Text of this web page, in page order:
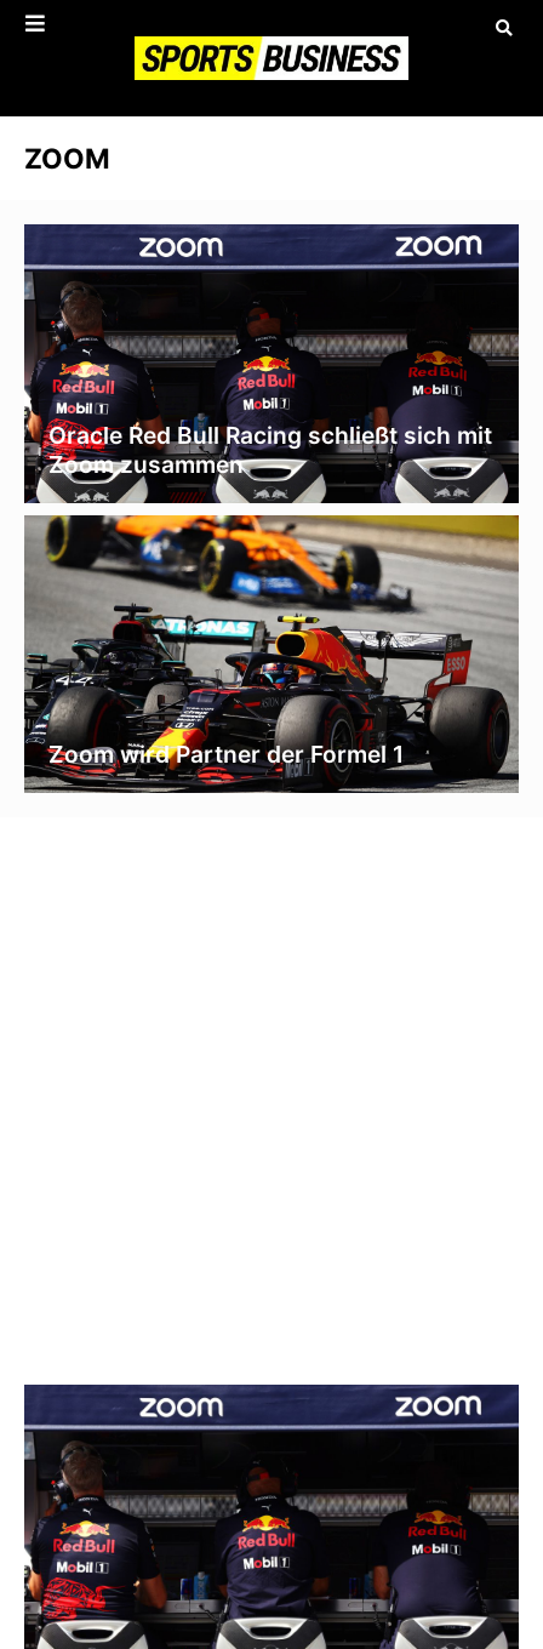
ZOOM
Oracle Red Bull Racing schließt sich mit
Zoom zusammen
Zoom wird Partner der Formel 1